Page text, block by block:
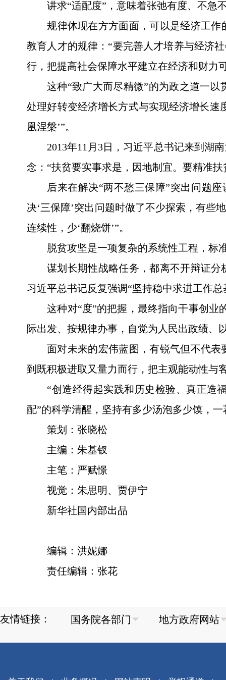
讲求“适配度”，意味着张弛有度、不急
规律体现在方方面面，可以是经济工
教育人才的规律：“要完善人才培养与经济
行，把提高社会保障水平建立在经济和财
这种“致广大而尽精微”的为政之道一
处理好转变经济增长方式与实现经济增长速
凰涅槃’”。
2013年11月3日，习近平总书记来到湖
念：“扶贫要实事求是，因地制宜。要精准
后来在解决“两不愁三保障”突出问题
决‘三保障’突出问题时做了不少探索，有些
连续性，少‘翻烧饼’”。
脱贫攻坚是一项复杂的系统性工程，标
谋划长期性战略任务，都离不开辩证
习近平总书记反复强调“坚持稳中求进工作
这种对“度”的把握，最终指向干事创
际出发、按规律办事，自觉为人民出政绩、
面对未来的宏伟蓝图，有锐气但不代
到既积极进取又量力而行，把主观能动性与
“创造经得起实践和历史检验、真正造
配”的科学清醒，坚持有多少汤泡多少馍，
策划：张晓松
主编：朱基钗
主笔：严赋憬
视觉：朱思明、贾伊宁
新华社国内部出品
编辑：洪妮娜
责任编辑：张花
友情链接：